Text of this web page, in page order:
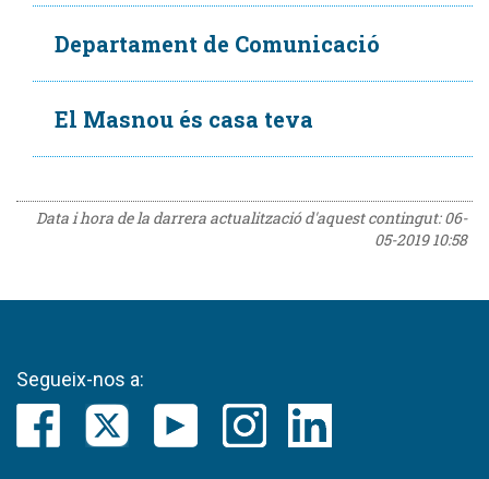
Departament de Comunicació
El Masnou és casa teva
Data i hora de la darrera actualització d'aquest contingut:06-
05-2019 10:58
Segueix-nos a: